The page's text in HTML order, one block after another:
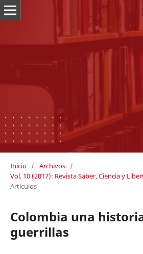
Inicio / Archivos /
Vol. 10 (2017): Revista Saber, Ciencia y
Artículos
Colombia una
guerrillas